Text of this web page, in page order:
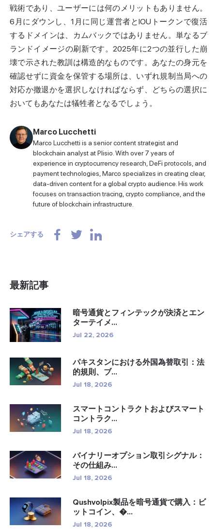
戦術であり、ユーザーには何のメリットもありません。
6月にダウンし、1月に同じ運営者とIOUトークンで復活
するドメインは、カムバックではありません。単なるブ
ランドイメージの刷新です。2025年に2つの並行した崩
壊で示された教訓は構造的なものです。あなたの身元を
確認せずに資金を保管する場所は、いずれ規制当局への
対応か撤退かを選択しなければならず、どちらの選択に
おいてもあなたは犠牲者となるでしょう。
Marco Lucchetti
Marco Lucchetti is a senior content strategist and
blockchain analyst at Plisio. With over 7 years of
experience in cryptocurrency research, DeFi protocols, and
payment technologies, Marco specializes in creating clear,
data-driven content for a global crypto audience. His work
focuses on transaction tracing, crypto compliance, and the
future of blockchain infrastructure.
シェアする
最新記事
暗号通貨とフィンテックが決済とエン
ターテイメ...
Jul 22, 2026
パキスタンにおける外国為替取引：法
的規則、ブ...
Jul 18, 2026
スマートコントラクトおよびスマート
コントラク...
Jul 18, 2026
バイナリーオプション取引シグナル：
その仕組み...
Jul 18, 2026
Qushvolpix製品を暗号通貨で購入：ビ
ットコイン、�...
Jul 18, 2026